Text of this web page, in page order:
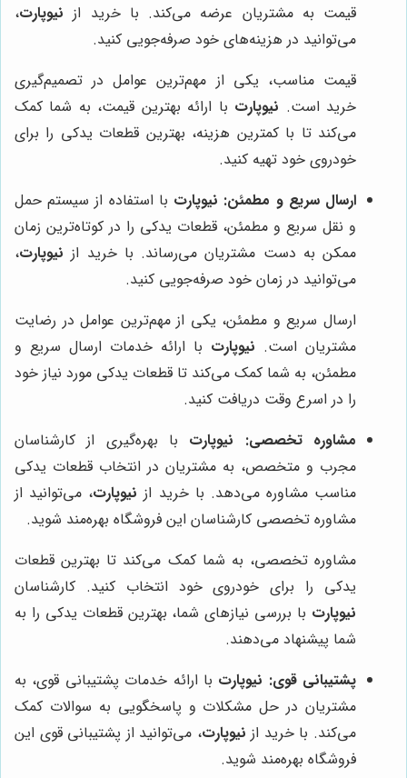
قیمت به مشتریان عرضه می‌کند. با خرید از نیوپارت،
می‌توانید در هزینه‌های خود صرفه‌جویی کنید.
قیمت مناسب، یکی از مهم‌ترین عوامل در تصمیم‌گیری
خرید است. نیوپارت با ارائه بهترین قیمت، به شما کمک
می‌کند تا با کمترین هزینه، بهترین قطعات یدکی را برای
خودروی خود تهیه کنید.
ارسال سریع و مطمئن: نیوپارت با استفاده از سیستم حمل
و نقل سریع و مطمئن، قطعات یدکی را در کوتاه‌ترین زمان
ممکن به دست مشتریان می‌رساند. با خرید از نیوپارت،
می‌توانید در زمان خود صرفه‌جویی کنید.
ارسال سریع و مطمئن، یکی از مهم‌ترین عوامل در رضایت
مشتریان است. نیوپارت با ارائه خدمات ارسال سریع و
مطمئن، به شما کمک می‌کند تا قطعات یدکی مورد نیاز خود
را در اسرع وقت دریافت کنید.
مشاوره تخصصی: نیوپارت با بهره‌گیری از کارشناسان
مجرب و متخصص، به مشتریان در انتخاب قطعات یدکی
مناسب مشاوره می‌دهد. با خرید از نیوپارت، می‌توانید از
مشاوره تخصصی کارشناسان این فروشگاه بهره‌مند شوید.
مشاوره تخصصی، به شما کمک می‌کند تا بهترین قطعات
یدکی را برای خودروی خود انتخاب کنید. کارشناسان
نیوپارت با بررسی نیازهای شما، بهترین قطعات یدکی را به
شما پیشنهاد می‌دهند.
پشتیبانی قوی: نیوپارت با ارائه خدمات پشتیبانی قوی، به
مشتریان در حل مشکلات و پاسخگویی به سوالات کمک
می‌کند. با خرید از نیوپارت، می‌توانید از پشتیبانی قوی این
فروشگاه بهره‌مند شوید.